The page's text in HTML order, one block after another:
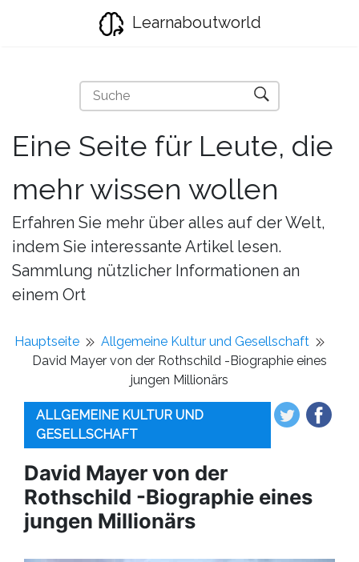
Learnaboutworld
Eine Seite für Leute, die
mehr wissen wollen
Erfahren Sie mehr über alles auf der Welt,
indem Sie interessante Artikel lesen.
Sammlung nützlicher Informationen an
einem Ort
Hauptseite
Allgemeine Kultur und Gesellschaft
David Mayer von der Rothschild -Biographie eines
jungen Millionärs
ALLGEMEINE KULTUR UND
GESELLSCHAFT
David Mayer von der
Rothschild -Biographie eines
jungen Millionärs